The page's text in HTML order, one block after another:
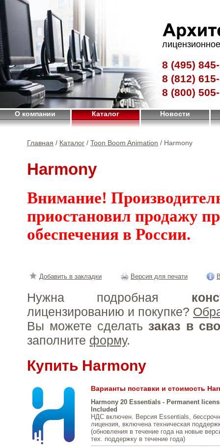
8 (495)
8 (812)
8 (800)
О компании Каталог Новости
Главная / Каталог / Toon Boom Animation / Harmony
Harmony
Внимание!
приостановил продажу
обеспечения в России.
Добавить в закладки Версия для печати
Нужна подробная
лицензированию и покупке?
Вы можете сделать заказ в
заполните форму.
Купить Harmony
Варианты поставки и стоимость
Harmony 20 Essentials - Permanent
Included
НДС включен. Версия Essentials,
лицензия, включена техническая
(обновления в течение года на новые
тех. поддержку в течение года)